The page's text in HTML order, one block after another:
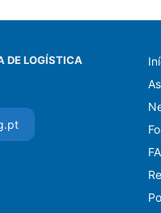
DE LOGÍSTICA